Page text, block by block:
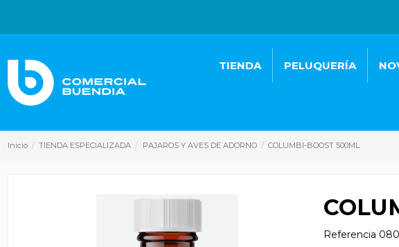
TIENDA PELUQUERÍA
Inicio TIENDA ESPECIALIZADA PAJAROS Y AVES DE ADORNO COLUMBI-BOOST 500ML
Referencia